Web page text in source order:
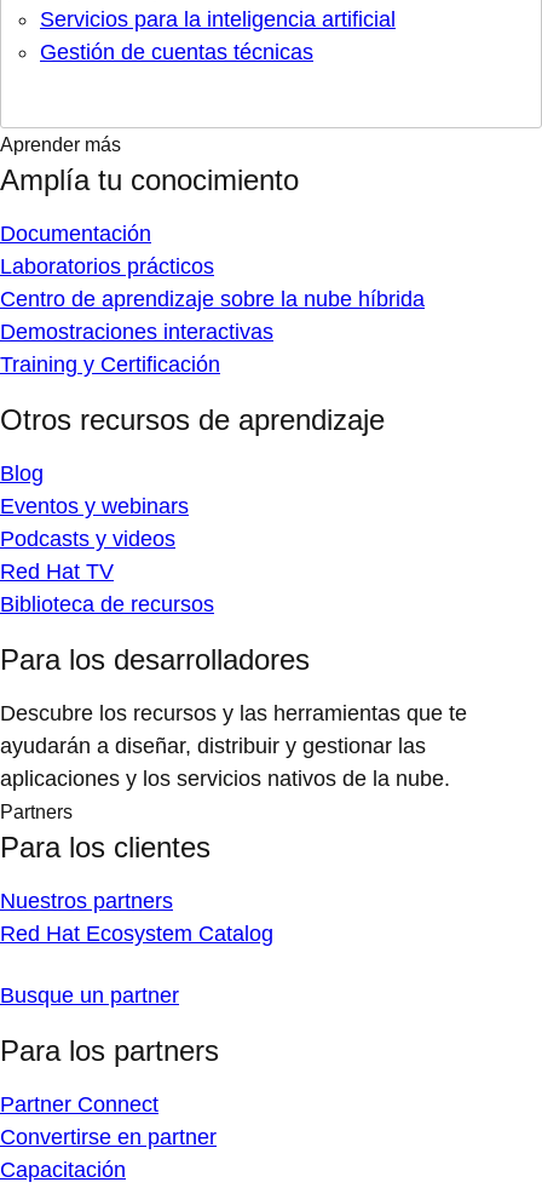
Servicios para la inteligencia artificial
Gestión de cuentas técnicas
Aprender más
Amplía tu conocimiento
Documentación
Laboratorios prácticos
Centro de aprendizaje sobre la nube híbrida
Demostraciones interactivas
Training y Certificación
Otros recursos de aprendizaje
Blog
Eventos y webinars
Podcasts y videos
Red Hat TV
Biblioteca de recursos
Para los desarrolladores
Descubre los recursos y las herramientas que te
ayudarán a diseñar, distribuir y gestionar las
aplicaciones y los servicios nativos de la nube.
Partners
Para los clientes
Nuestros partners
Red Hat Ecosystem Catalog
Busque un partner
Para los partners
Partner Connect
Convertirse en partner
Capacitación